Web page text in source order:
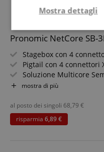
Pronomic NetCore SB-
Stagebox con 4
Pigtail con 4 connettori
Soluzione Multicore
Per la trasmissione di
Componenti di
Incluso cavo di rete
mostra di più
al posto dei singoli 68,79 €
risparmia 6,89 €
Mostra dettagli
Strettamente
necessario
Targeting